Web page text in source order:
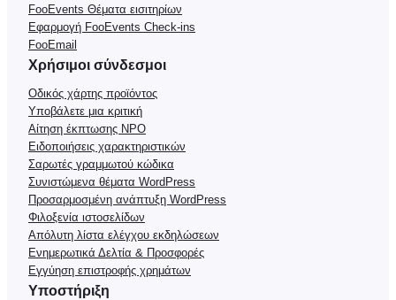
FooEvents Θέματα εισιτηρίων
Εφαρμογή FooEvents Check-ins
FooEmail
Χρήσιμοι σύνδεσμοι
Οδικός χάρτης προϊόντος
Υποβάλετε μια κριτική
Αίτηση έκπτωσης NPO
Ειδοποιήσεις χαρακτηριστικών
Σαρωτές γραμμωτού κώδικα
Συνιστώμενα θέματα WordPress
Προσαρμοσμένη ανάπτυξη WordPress
Φιλοξενία ιστοσελίδων
Απόλυτη λίστα ελέγχου εκδηλώσεων
Ενημερωτικά Δελτία & Προσφορές
Εγγύηση επιστροφής χρημάτων
Υποστήριξη